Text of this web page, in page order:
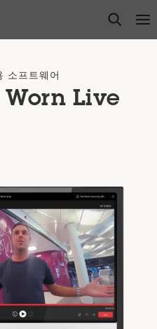
open
소프트웨어
Worn Live